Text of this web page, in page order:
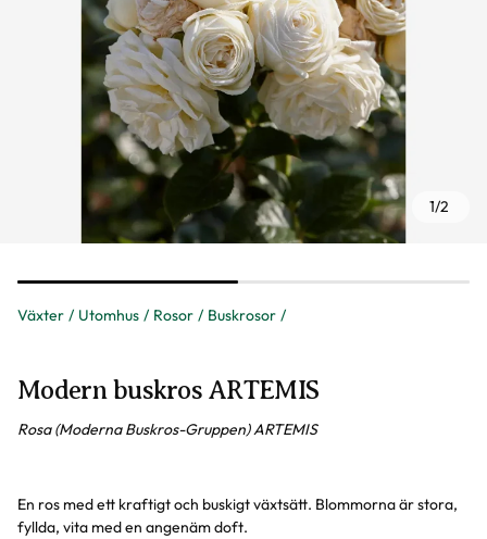
Växter Utomhus Rosor Buskrosor
1/2
Modern buskros ARTEMIS
Rosa (Moderna Buskros-Gruppen) ARTEMIS
En ros med ett kraftigt och buskigt växtsätt. Blommorna är stora,
fyllda, vita med en angenäm doft.